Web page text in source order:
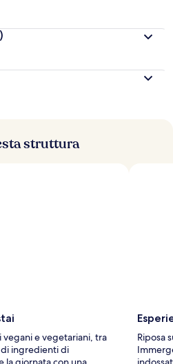
struttura
e vegetariani, tra
di ingredienti di
Riposa